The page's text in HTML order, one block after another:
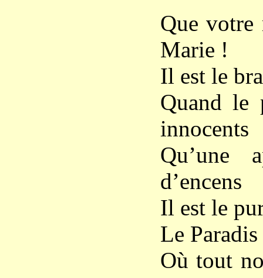
Que votre
Marie !
Il est le
Quand le
innocents
Qu’une
d’encens
Il est le
Le
Où tout